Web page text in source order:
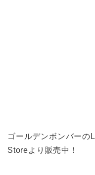
ゴールデンボンバー
Storeより販売中！